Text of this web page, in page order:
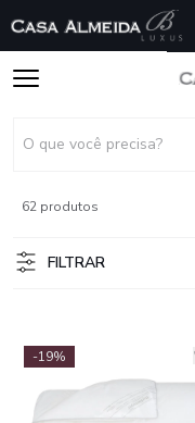
62 produtos
FILTRAR
-19%